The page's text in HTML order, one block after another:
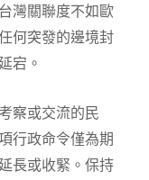
灣關聯度不如歐
何突發的邊境封
宕。
察或交流的民
行政命令僅為期
長或收緊。保持